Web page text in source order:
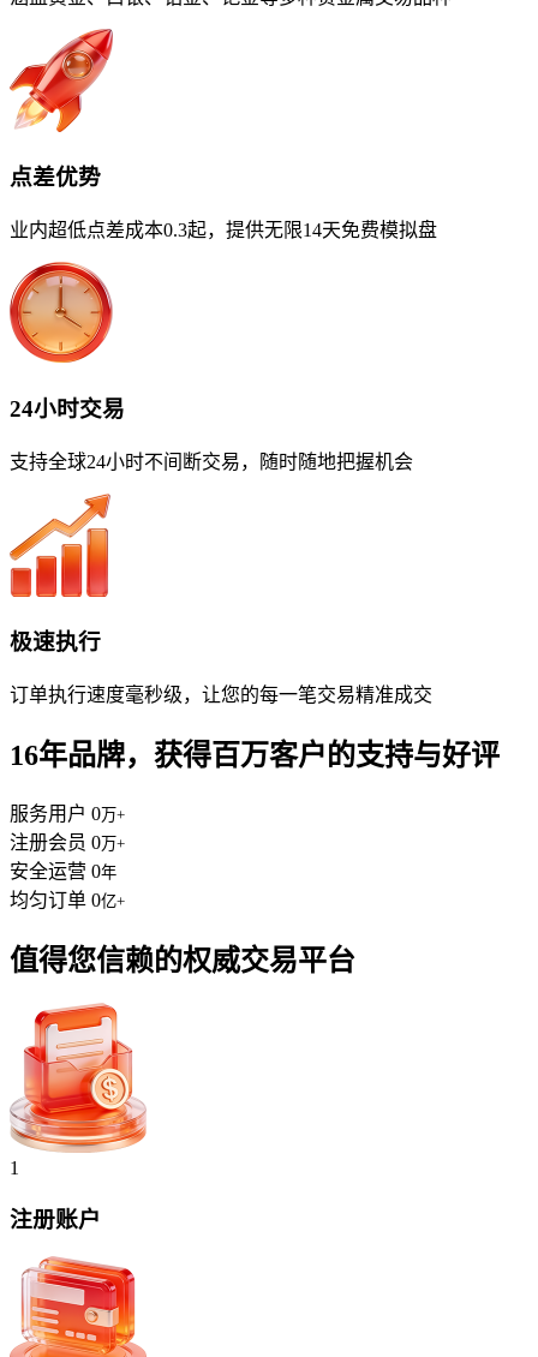
点差优势
业内超低点差成本0.3起，提供无限14天免费模拟盘
24小时交易
支持全球24小时不间断交易，随时随地把握机会
极速执行
订单执行速度毫秒级，让您的每一笔交易精准成交
16年品牌，获得百万客户的支持与好评
服务用户 0万+
注册会员 0万+
安全运营 0年
均匀订单 0亿+
值得您信赖的权威交易平台
1
注册账户